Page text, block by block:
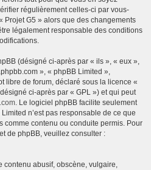
régulièrement celles-ci par vous-
Projet G5 » alors que des changements
légalement responsable des conditions
(désigné ci-après par « ils », « eux »,
», « phpBB Limited »,
libre de forum, déclaré sous la licence «
ci-après par « GPL ») et qui peut
. Le logiciel phpBB facilite seulement
n’est pas responsable de ce que
comme contenu ou conduite permis. Pour
de phpBB, veuillez consulter :
contenu abusif, obscène, vulgaire,